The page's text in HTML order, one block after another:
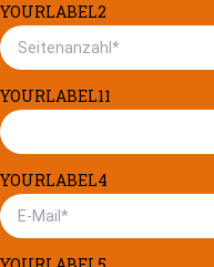
YOURLABEL2
YOURLABEL11
YOURLABEL4